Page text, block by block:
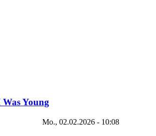
Young
Mo., 02.02.2026 - 10:08